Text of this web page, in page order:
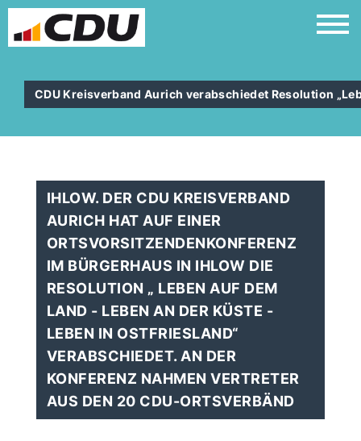
CDU Kreisverband Aurich verabschiedet Resolution
IHLOW. DER CDU KREISVERBAND
AURICH HAT AUF EINER
ORTSVORSITZENDENKONFERENZ
IM BÜRGERHAUS IN IHLOW DIE
RESOLUTION „ LEBEN AUF DEM
LAND - LEBEN AN DER KÜSTE -
LEBEN IN OSTFRIESLAND“
VERABSCHIEDET. AN DER
KONFERENZ NAHMEN VERTRETER
AUS DEN 20 CDU-ORTSVERBÄND